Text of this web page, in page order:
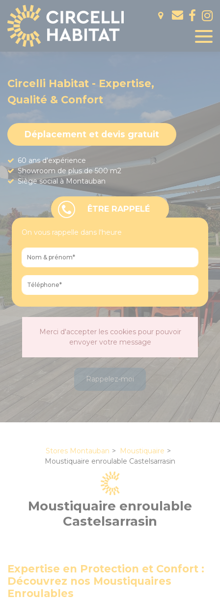
Circelli Habitat - Expertise,
Qualité & Confort
Déplacement et devis gratuit
60 ans d'expérience
Showroom de plus de 500 m2
Siège social à Montauban
ÊTRE RAPPELÉ
On vous rappelle dans l'heure
Merci d'accepter les cookies pour pouvoir
envoyer votre message
Rappelez-moi
Stores Montauban
Moustiquaire
Moustiquaire enroulable Castelsarrasin
Moustiquaire enroulable
Castelsarrasin
Expertise en Protection et Confort :
Découvrez nos Moustiquaires
Enroulables
Panneau de gestion des cookies